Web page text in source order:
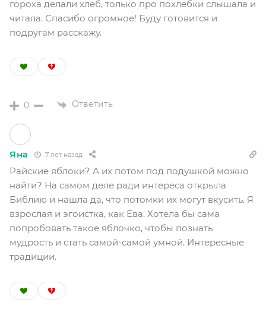
гороха делали хлеб, только про похлебки слышала и
читала. Спасибо огромное! Буду готовится и
подругам расскажу.
0 Ответить
Яна 7 лет назад
Райские яблоки? А их потом под подушкой можно
найти? На самом деле ради интереса открыла
Библию и нашла да, что потомки их могут вкусить. Я
взрослая и эгоистка, как Ева. Хотела бы сама
попробовать такое яблочко, чтобы познать
мудрость и стать самой-самой умной. Интересные
традиции.